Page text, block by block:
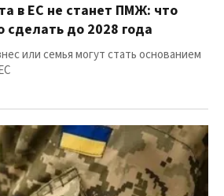
в ЕС не станет ПМЖ: что
до 2028 года
или семья могут стать основанием